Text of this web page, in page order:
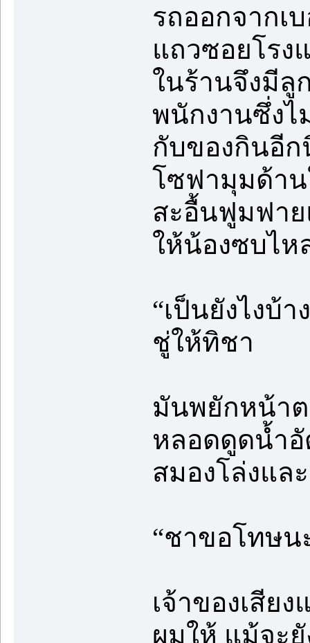
รถออกจากเ
แถวซอยโรง
ในร้านจึงมีลู
พนักงานซึ่งไ
กับของกินอี
โซฟามุมด้าน
สะอื้นฟูมฟา
ให้น้องซบไห
“เป็นยังไงบ้
ชู่ให้ทิชา
มันพยักหน้า
หลอดดูดน้ำอั
สมองโล่งแ
“ชาขอโทษน
เจ้าของเสีย
ผมให้ แม้จะ